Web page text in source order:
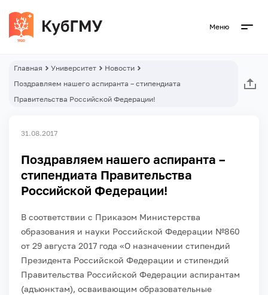
Меню
Главная Университет
Новости
Поздравляем нашего аспиранта – стипендиата
Правительства Российской Федерации!
31.08.2017
Поздравляем нашего аспиранта –
стипендиата Правительства
Российской Федерации!
В соответствии с Приказом Министерства
образования и науки Российской Федерации №860
от 29 августа 2017 года «О назначении стипендий
Президента Российской Федерации и стипендий
Правительства Российской Федерации аспирантам
(адъюнктам), осваивающим образовательные